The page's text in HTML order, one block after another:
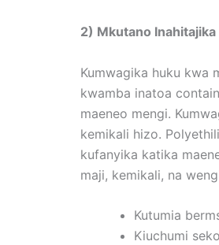
2) Mkutano
Kumwagika huku kwa
kwamba inatoa
maeneo mengi.
kemikali hizo.
kufanyika katika
maji, kemikali, na
Kutumia
Kiuchumi